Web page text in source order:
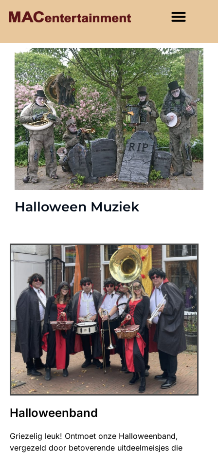
Halloween Muziek
Halloweenband
Griezelig leuk! Ontmoet onze Halloweenband,
vergezeld door betoverende uitdeelmeisjes die